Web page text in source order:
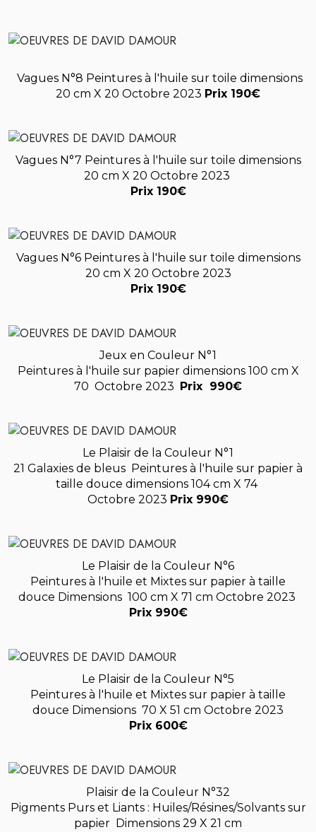
Vagues N°8 Peintures à l'huile sur toile dimensions
20 cm X 20 Octobre 2023 Prix 190€
Vagues N°7 Peintures à l'huile sur toile dimensions
20 cm X 20 Octobre 2023
Prix 190€
Vagues N°6 Peintures à l'huile sur toile dimensions
20 cm X 20 Octobre 2023
Prix 190€
Jeux en Couleur N°1
Peintures à l'huile sur papier dimensions 100 cm X
70 Octobre 2023
Prix 990€
Le Plaisir de la Couleur N°1
21 Galaxies de bleus Peintures à l'huile sur papier à
taille douce dimensions 104 cm X 74
Octobre 2023 Prix 990€
Le Plaisir de la Couleur N°6
Peintures à l'huile et Mixtes sur papier à taille
douce Dimensions 100 cm X 71 cm Octobre 2023
Prix 990€
Le Plaisir de la Couleur N°5
Peintures à l'huile et Mixtes sur papier à taille
douce Dimensions 70 X 51 cm Octobre 2023
Prix 600€
Plaisir de la Couleur N°32
Pigments Purs et Liants : Huiles/Résines/Solvants sur
papier Dimensions 29 X 21 cm